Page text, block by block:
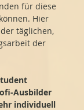
für diese
Hier
täglichen,
der
Ausbilder
individuell